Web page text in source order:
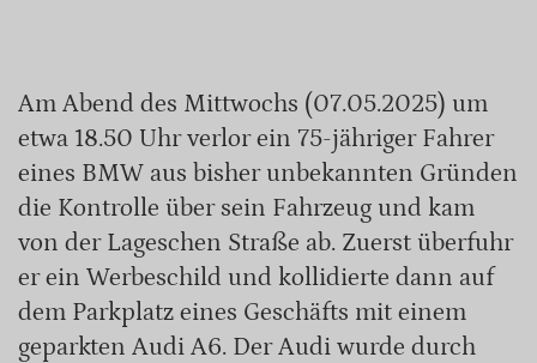
Am Abend des Mittwochs (07.05.2025) um
etwa 18.50 Uhr verlor ein 75-jähriger Fahrer
eines BMW aus bisher unbekannten Gründen
die Kontrolle über sein Fahrzeug und kam
von der Lageschen Straße ab. Zuerst überfuhr
er ein Werbeschild und kollidierte dann auf
dem Parkplatz eines Geschäfts mit einem
geparkten Audi A6. Der Audi wurde durch